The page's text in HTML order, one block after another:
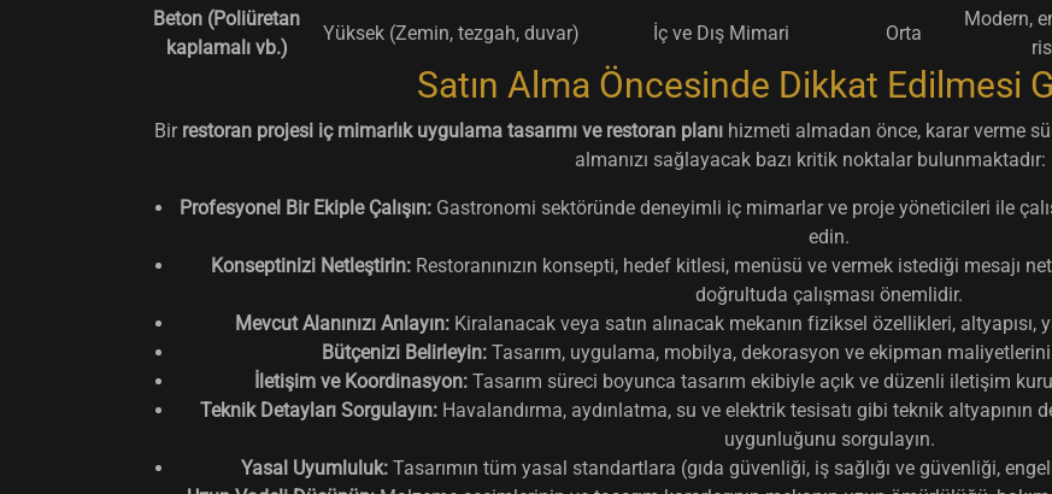
Beton (Poliüretan
kaplamalı vb.)
Yüksek (Zemin, tezgah, duvar) İç ve Dış Mimari Orta
Modern,
Satın Alma Öncesinde Dikkat Edilmesi
Bir restoran projesi iç mimarlık uygulama tasarımı ve restoran planı hizmeti almadan önce, karar verme
almanızı sağlayacak bazı kritik noktalar bulunmaktadır:
Profesyonel Bir Ekiple Çalışın: Gastronomi sektöründe deneyimli iç mimarlar ve proje yöneticileri ile
edin.
Konseptinizi Netleştirin:Restoranınızın konsepti, hedef kitlesi, menüsü ve vermek istediği mesajı
doğrultuda çalışması önemlidir.
Mevcut Alanınızı Anlayın:Kiralanacak veya satın alınacak mekanın fiziksel özellikleri, altyapısı,
Bütçenizi Belirleyin: Tasarım, uygulama, mobilya, dekorasyon ve ekipman
İletişim ve Koordinasyon: Tasarım süreci boyunca tasarım ekibiyle açık ve düzenli iletişim
Teknik Detayları Sorgulayın:Havalandırma, aydınlatma, su ve elektrik tesisatı gibi teknik altyapının
uygunluğunu sorgulayın.
Yasal Uyumluluk:Tasarımın tüm yasal standartlara (gıda güvenliği, iş sağlığı ve güvenliği,